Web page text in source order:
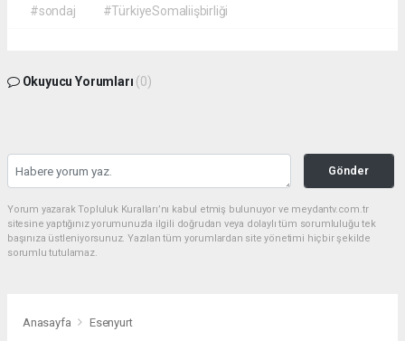
#sondaj #TürkiyeSomaliişbirliği
Okuyucu Yorumları (0)
Gönder
Yorum yazarak Topluluk Kuralları’nı kabul etmiş bulunuyor ve meydantv.com.tr
sitesine yaptığınız yorumunuzla ilgili doğrudan veya dolaylı tüm sorumluluğu tek
başınıza üstleniyorsunuz. Yazılan tüm yorumlardan site yönetimi hiçbir şekilde
sorumlu tutulamaz.
Anasayfa Esenyurt